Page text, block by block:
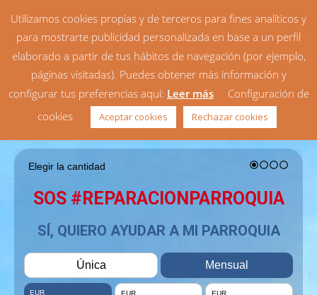
Utilizamos cookies propias y de terceros para fines analíticos y
para mostrarte publicidad personalizada en base a un perfil
elaborado a partir de tus hábitos de navegación (por ejemplo,
páginas visitadas). Puedes obtener más información y
configurar tus preferencias aquí: Leer más
Configuración de
cookies
Aceptar cookies Rechazar cookies